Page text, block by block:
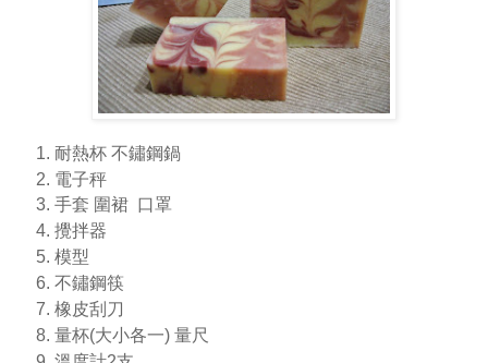
耐熱杯 不鏽鋼鍋
電子秤
手套 圍裙 口罩
攪拌器
模型
不鏽鋼筷
橡皮刮刀
量杯(大小各一) 量尺